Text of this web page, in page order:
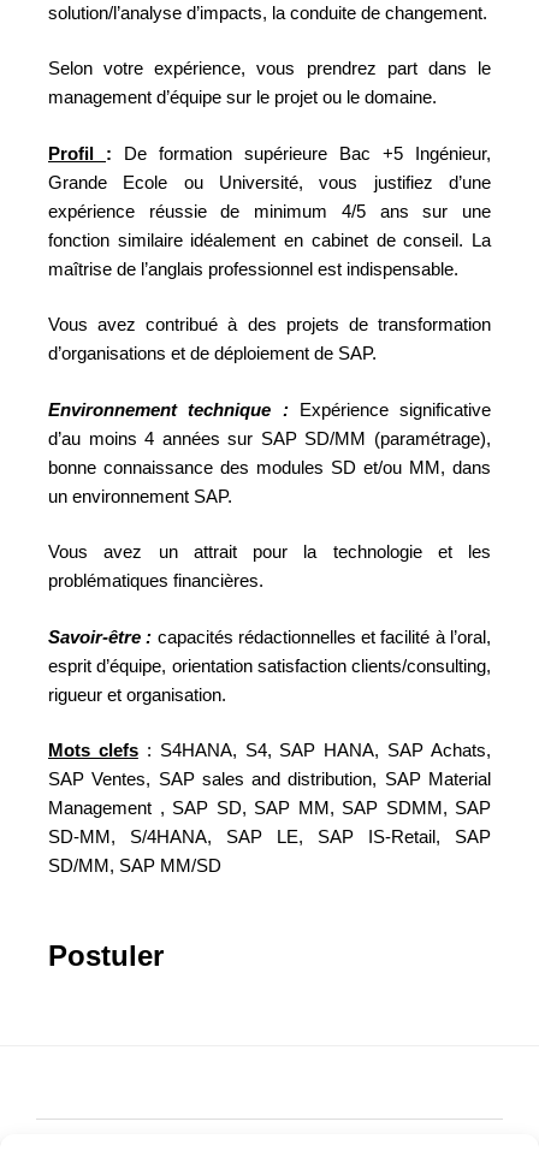
solution/l’analyse d’impacts, la conduite de changement.
Selon votre expérience, vous prendrez part dans le
management d’équipe sur le projet ou le domaine.
Profil : De formation supérieure Bac +5 Ingénieur,
Grande Ecole ou Université, vous justifiez d’une
expérience réussie de minimum 4/5 ans sur une
fonction similaire idéalement en cabinet de conseil. La
maîtrise de l’anglais professionnel est indispensable.
Vous avez contribué à des projets de transformation
d’organisations et de déploiement de SAP.
Environnement technique : Expérience significative
d’au moins 4 années sur SAP SD/MM (paramétrage),
bonne connaissance des modules SD et/ou MM, dans
un environnement SAP.
Vous avez un attrait pour la technologie et les
problématiques financières.
Savoir-être : capacités rédactionnelles et facilité à l’oral,
esprit d’équipe, orientation satisfaction clients/consulting,
rigueur et organisation.
Mots clefs: S4HANA, S4, SAP HANA, SAP Achats,
SAP Ventes, SAP sales and distribution, SAP Material
Management , SAP SD, SAP MM, SAP SDMM, SAP
SD-MM, S/4HANA, SAP LE, SAP IS-Retail, SAP
SD/MM, SAP MM/SD
Postuler